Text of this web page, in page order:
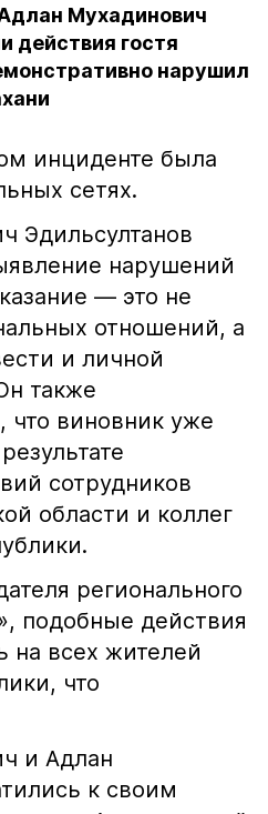
Мухадинович
действия гостя
нарушил
инциденте была
сетях.
Эдильсултанов
нарушений
— это не
отношений, а
и личной
также
виновник уже
сотрудников
области и коллег
регионального
подобные действия
на всех жителей
что
и Адлан
к своим